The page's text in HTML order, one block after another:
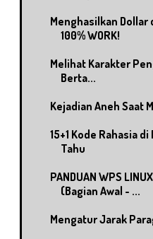
Menghasilkan Dollar
100% WORK!
Melihat Karakter
Berta...
Kejadian Aneh Saat
15+1 Kode Rahasia
Tahu
PANDUAN WPS
(Bagian Awal - ...
Mengatur Jarak